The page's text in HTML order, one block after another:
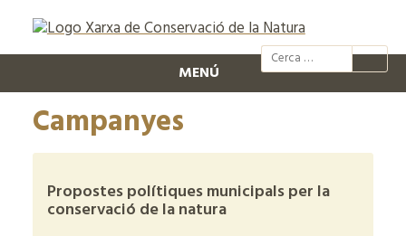
@xcn.cat
MENÚ
Campanyes
Propostes polítiques municipals per la
conservació de la natura